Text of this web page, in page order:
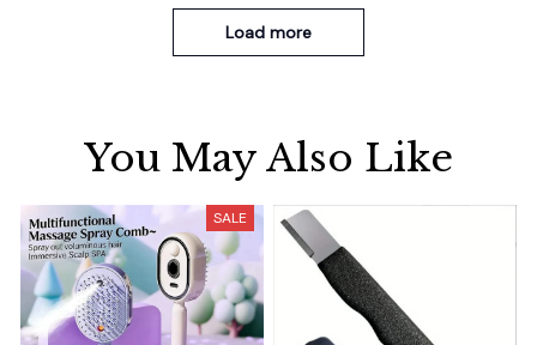
Load more
You May Also Like
SALE